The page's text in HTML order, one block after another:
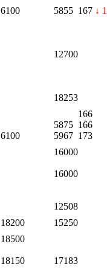
6100 5855 167 ↓ 1
12700
18253
166
5875 166
6100 5967 173
16000
16000
12508
18200
15250
18500
18150
17183